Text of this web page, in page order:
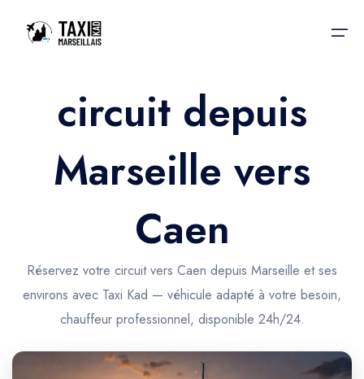
Accueil
Nos services
Nos services
Trajet Gare SNCF
Trajet Port croisière
Trajet Séminaire
Trajet Longue Distance
Actualités & évènements
Contactez-nous
circuit depuis
Marseille vers
Caen
Réservez votre circuit vers Caen depuis Marseille et ses
environs avec Taxi Kad — véhicule adapté à votre besoin,
chauffeur professionnel, disponible 24h/24.